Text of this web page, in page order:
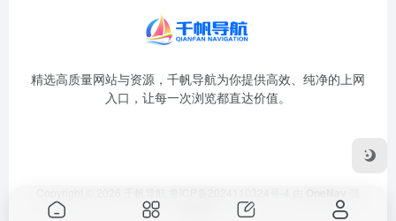
精选高质量网站与资源，千帆导航为你提供高效、纯净的上网
入口，让每一次浏览都直达价值。